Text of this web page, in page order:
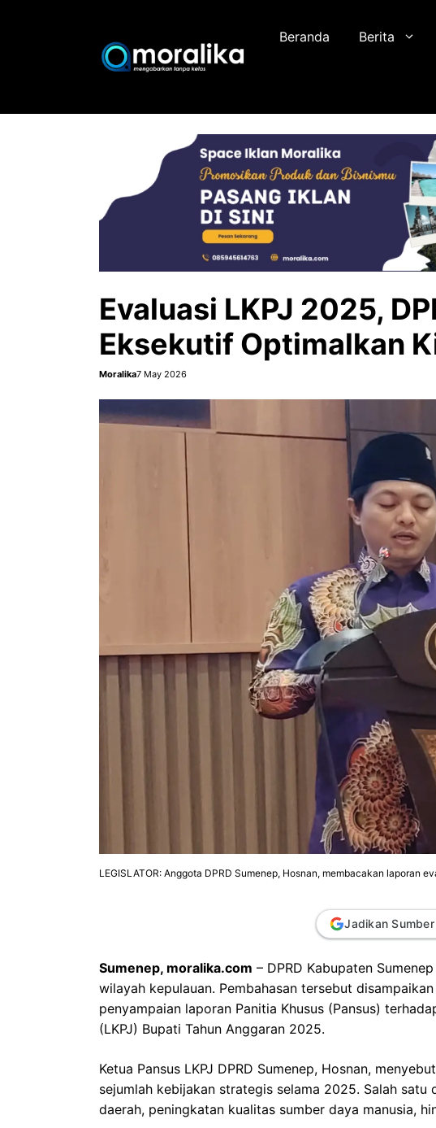
Beranda Berita
Evaluasi LKPJ 2025,
Eksekutif Optimalkan
Moralika7 May 2026
LEGISLATOR: Anggota DPRD Sumenep, Hosnan, membacakan laporan
Jadikan Sumber
Sumenep, moralika.com – DPRD Kabupaten
wilayah kepulauan. Pembahasan tersebut
penyampaian laporan Panitia Khusus (Pansus)
(LKPJ) Bupati Tahun Anggaran 2025.
Ketua Pansus LKPJ DPRD Sumenep, Hosnan,
sejumlah kebijakan strategis selama 2025. Salah
daerah, peningkatan kualitas sumber daya manusia,